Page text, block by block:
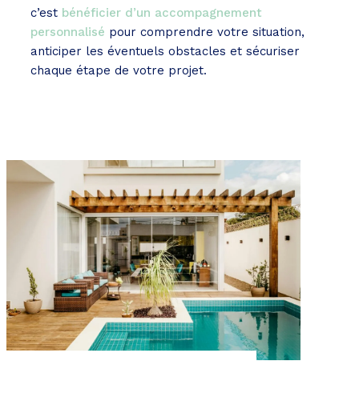
c’est bénéficier d’un accompagnement
personnalisé pour comprendre votre situation,
anticiper les éventuels obstacles et sécuriser
chaque étape de votre projet.